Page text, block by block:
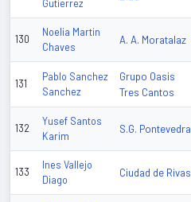
Gutierrez
130
Noelia Martin
Chaves
A. A. Moratalaz
131
Pablo Sanchez
Sanchez
Grupo Oasis
Tres Cantos
132
Yusef Santos
Karim
S.G. Pontevedra
133
Ines Vallejo
Diago
Ciudad de Rivas